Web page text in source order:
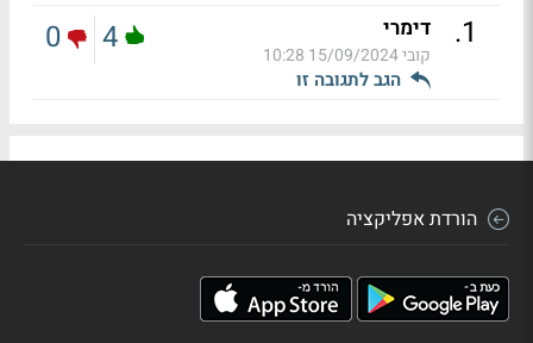
1
. דימרי
קובי15/09/2024 10:28
הגב לתגובה זו
4
0
הורדת אפליקציה